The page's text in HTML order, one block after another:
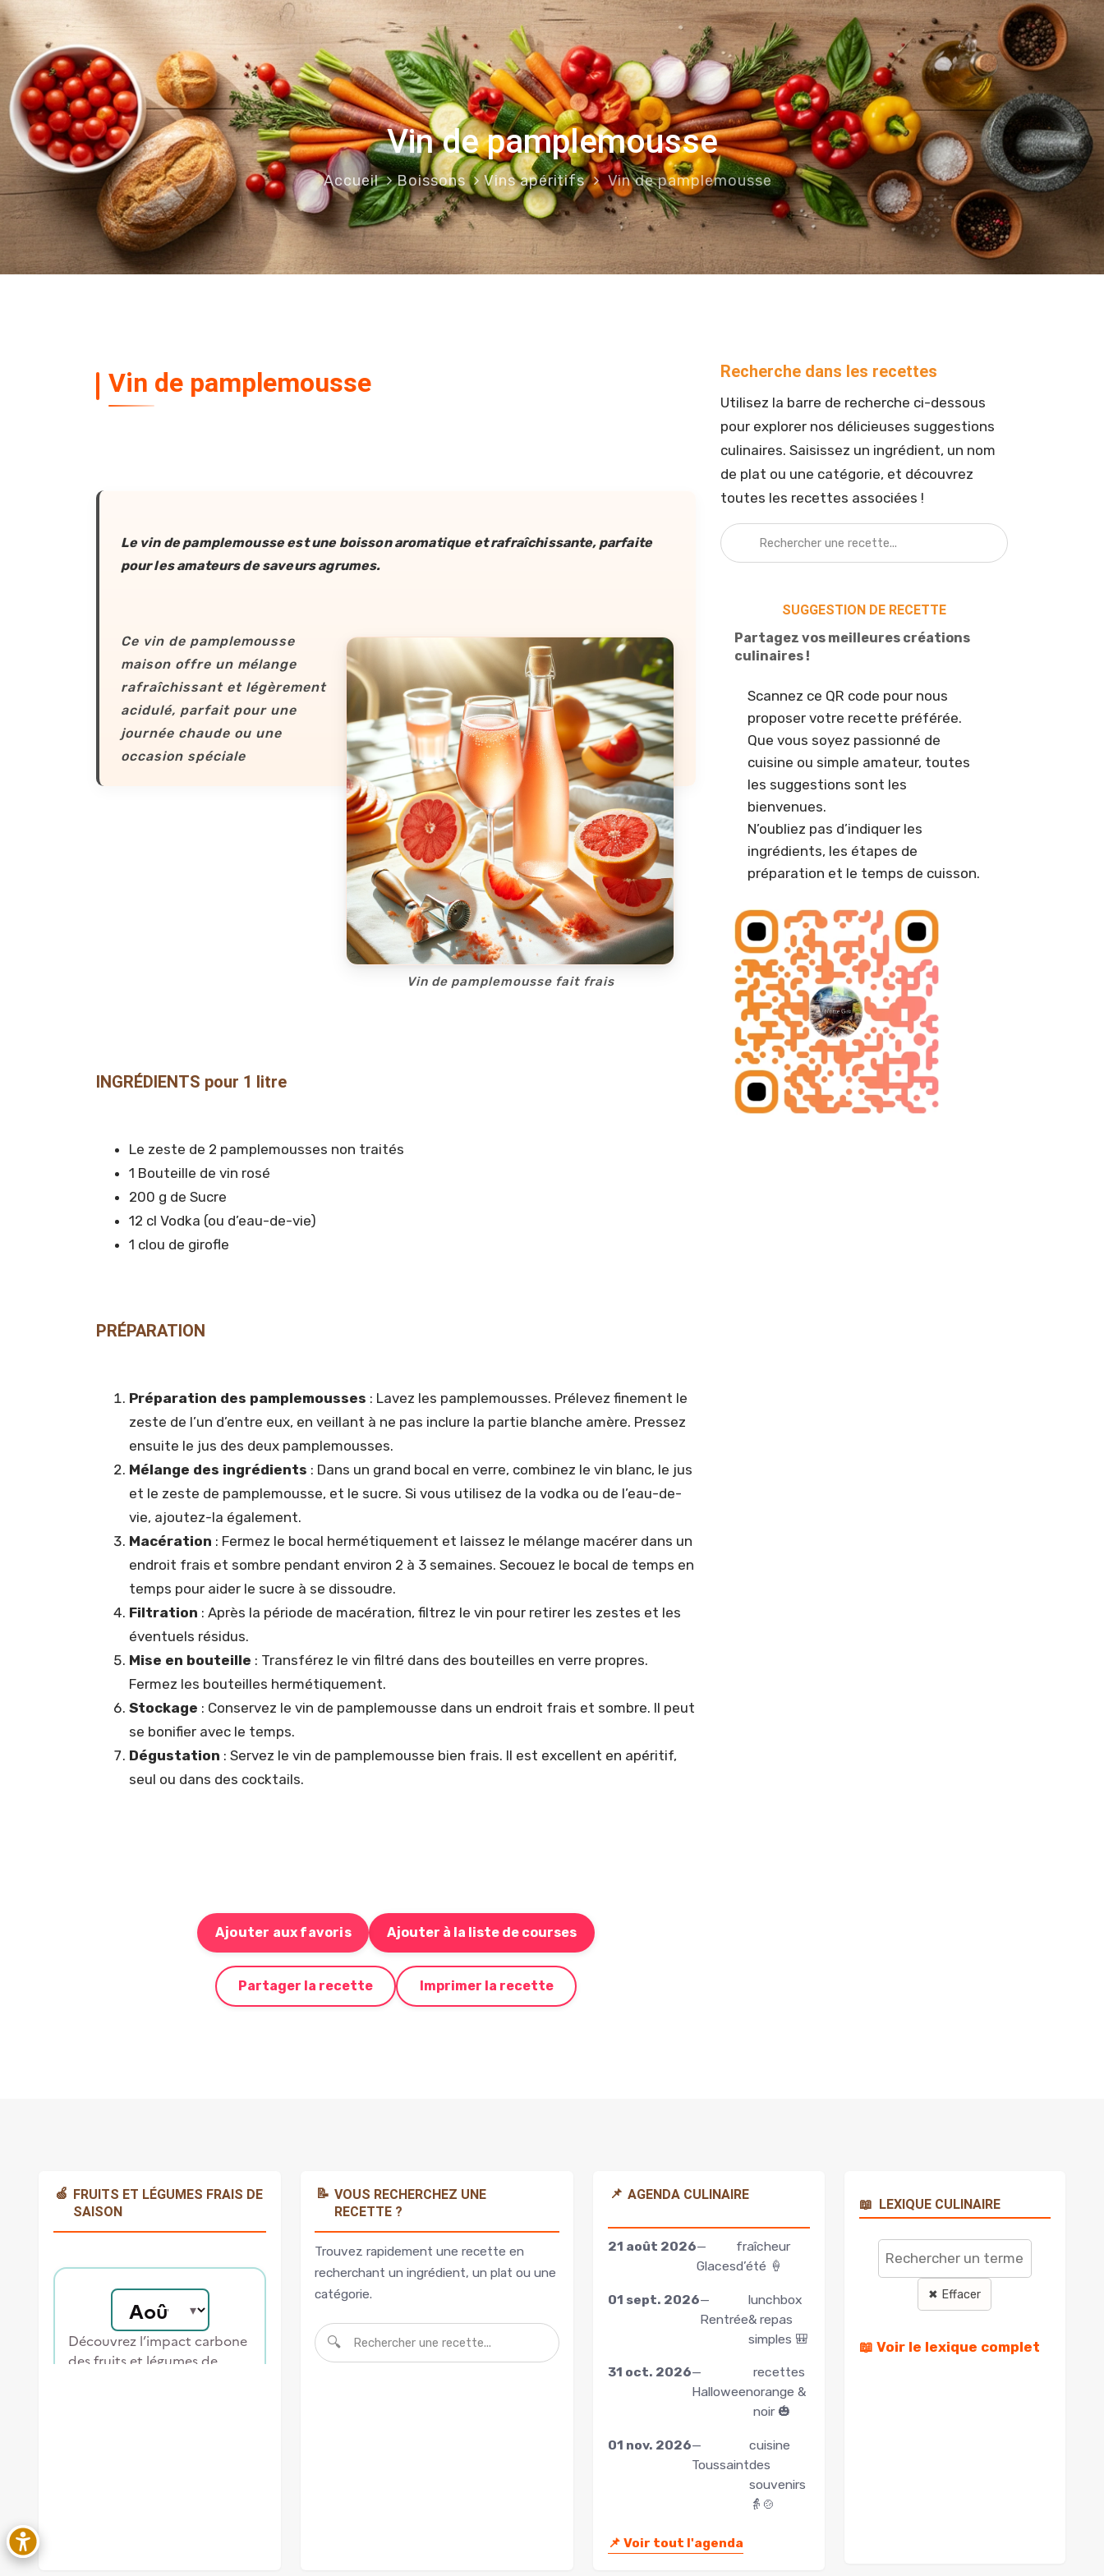
Vin de pamplemousse
Accueil Boissons Vins apéritifs Vin de pamplemousse
Vin de pamplemousse
Le vin de pamplemousse est une boisson aromatique et rafraîchissante, parfaite
pour les amateurs de saveurs agrumes.
Vin de pamplemousse fait frais
Ce vin de pamplemousse
maison offre un mélange
rafraîchissant et légèrement
acidulé, parfait pour une
journée chaude ou une
occasion spéciale
INGRÉDIENTS pour 1 litre
Le zeste de 2 pamplemousses non traités
1 Bouteille de vin rosé
200 g de Sucre
12 cl Vodka (ou d’eau-de-vie)
1 clou de girofle
PRÉPARATION
Préparation des pamplemousses : Lavez les pamplemousses. Prélevez finement le
zeste de l’un d’entre eux, en veillant à ne pas inclure la partie blanche amère. Pressez
ensuite le jus des deux pamplemousses.
Mélange des ingrédients : Dans un grand bocal en verre, combinez le vin blanc, le jus
et le zeste de pamplemousse, et le sucre. Si vous utilisez de la vodka ou de l’eau-de-
vie, ajoutez-la également.
Macération : Fermez le bocal hermétiquement et laissez le mélange macérer dans un
endroit frais et sombre pendant environ 2 à 3 semaines. Secouez le bocal de temps en
temps pour aider le sucre à se dissoudre.
Filtration : Après la période de macération, filtrez le vin pour retirer les zestes et les
éventuels résidus.
Mise en bouteille : Transférez le vin filtré dans des bouteilles en verre propres.
Fermez les bouteilles hermétiquement.
Stockage : Conservez le vin de pamplemousse dans un endroit frais et sombre. Il peut
se bonifier avec le temps.
Dégustation : Servez le vin de pamplemousse bien frais. Il est excellent en apéritif,
seul ou dans des cocktails.
Ajouter aux favoris Ajouter à la liste de courses
Bouton pour ajouter cette recette à votre liste de courses enregistrée sur cet appareil.
Partager la recette Imprimer la recette
Recherche dans les recettes
Utilisez la barre de recherche ci-dessous
pour explorer nos délicieuses suggestions
culinaires. Saisissez un ingrédient, un nom
de plat ou une catégorie, et découvrez
toutes les recettes associées !
SUGGESTION DE RECETTE
Partagez vos meilleures créations
culinaires !
Scannez ce QR code pour nous
proposer votre recette préférée.
Que vous soyez passionné de
cuisine ou simple amateur, toutes
les suggestions sont les
bienvenues.
N’oubliez pas d’indiquer les
ingrédients, les étapes de
préparation et le temps de cuisson.
🍏 FRUITS ET LÉGUMES FRAIS DE
SAISON
📝 VOUS RECHERCHEZ UNE
RECETTE ?
Trouvez rapidement une recette en
recherchant un ingrédient, un plat ou une
catégorie.
🔍
📌 AGENDA CULINAIRE
21 août 2026—
Glaces
fraîcheur
d’été 🍦
01 sept. 2026—
Rentrée
lunchbox
& repas
simples 🎒
31 oct. 2026—
Halloween
recettes
orange &
noir 🎃
01 nov. 2026—
Toussaint
cuisine
des
souvenirs
👵🍲
📌 Voir tout l'agenda
📖 LEXIQUE CULINAIRE
Rechercher
terme
✖ Effacer
📖 Voir le lexique complet